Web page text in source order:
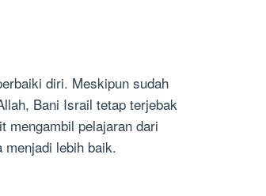
diri. Meskipun sudah
Bani Israil tetap terjebak
mengambil pelajaran dari
menjadi lebih baik.